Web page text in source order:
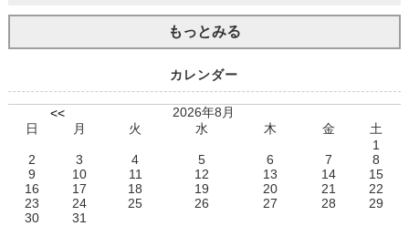
もっとみる
カレンダー
<<
2026年8月
日
月 火 水 木 金
土
1
2
3 4 5 6 7
8
9
10 11 12 13 14
15
16
17 18 19 20 21
22
23
24 25 26 27 28
29
30
31